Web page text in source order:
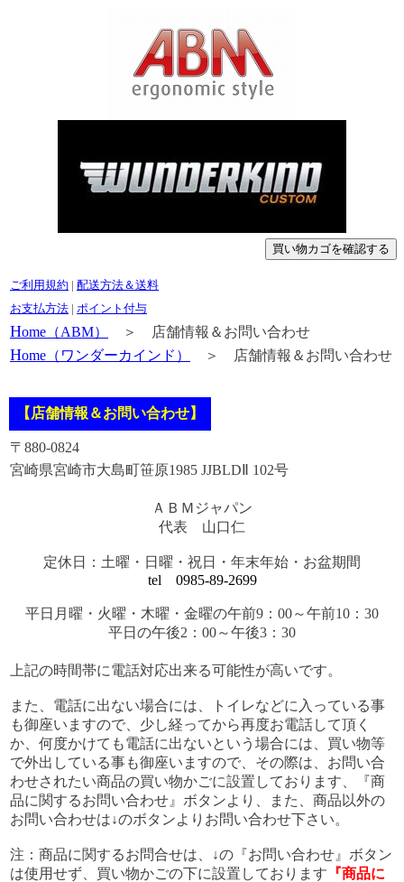
ご利用規約 | 配送方法＆送料
お支払方法
ポイント付与
Home（ABM） ＞ 店舗情報＆お問い合わせ
Home（ワンダーカインド） ＞ 店舗情報＆お問い合わせ
【店舗情報＆お問い合わせ】
〒880-0824
宮崎県宮崎市大島町笹原1985 JJBLDⅡ 102号
ＡＢＭジャパン
代表 山口仁
定休日：土曜・日曜・祝日・年末年始・お盆期間
tel 0985-89-2699
平日月曜・火曜・木曜・金曜の午前9：00～午前10：30
平日の午後2：00～午後3：30
上記の時間帯に電話対応出来る可能性が高いです。
また、電話に出ない場合には、トイレなどに入っている事
も御座いますので、少し経ってから再度お電話して頂く
か、何度かけても電話に出ないという場合には、買い物等
で外出している事も御座いますので、その際は、お問い合
わせされたい商品の買い物かごに設置しております、『商
品に関するお問い合わせ』ボタンより、また、商品以外の
お問い合わせは↓のボタンよりお問い合わせ下さい。
注：商品に関するお問合せは、↓の『お問い合わせ』ボタン
は使用せず、買い物かごの下に設置しております 『商品に